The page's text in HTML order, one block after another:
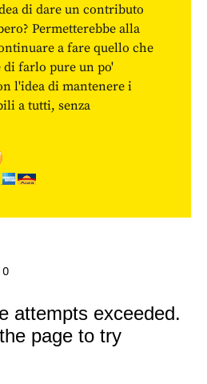
di dare un contributo
Permetterebbe alla
a fare quello che
di farlo pure un po'
l'idea di mantenere i
a tutti, senza